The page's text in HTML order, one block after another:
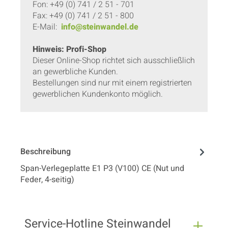
Fon: +49 (0) 741 / 2 51 - 701
Fax: +49 (0) 741 / 2 51 - 800
E-Mail: info@steinwandel.de
Hinweis: Profi-Shop
Dieser Online-Shop richtet sich ausschließlich
an gewerbliche Kunden.
Bestellungen sind nur mit einem registrierten
gewerblichen Kundenkonto möglich.
Beschreibung
Span-Verlegeplatte E1 P3 (V100) CE (Nut und
Feder, 4-seitig)
Service-Hotline Steinwandel